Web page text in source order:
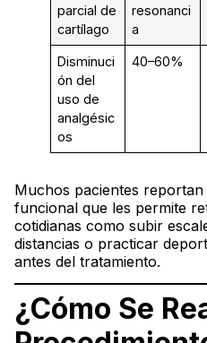
parcial de
cartílago
resonanci
a
Disminuci
ón del
uso de
analgésic
os
40–60%
Muchos pacientes
funcional que les permite
cotidianas como subir
distancias o practicar
antes del tratamiento.
¿Cómo Se